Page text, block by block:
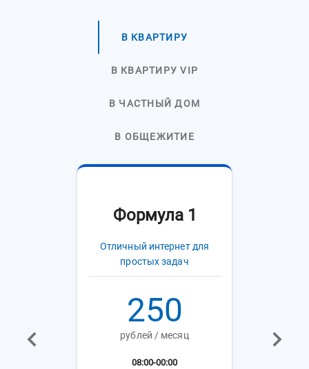
В КВАРТИРУ
В КВАРТИРУ VIP
В ЧАСТНЫЙ ДОМ
В ОБЩЕЖИТИЕ
Формула 1
Отличный интернет для
простых задач
250
рублей / месяц
08:00-00:00